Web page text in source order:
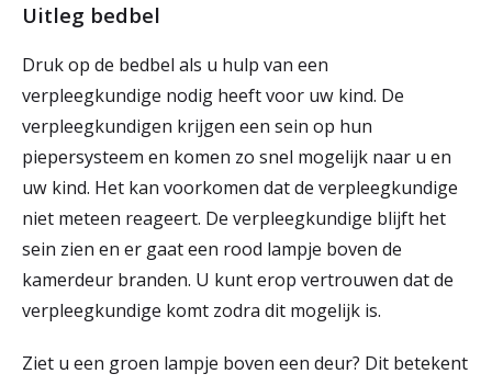
Uitleg bedbel
Druk op de bedbel als u hulp van een
verpleegkundige nodig heeft voor uw kind. De
verpleegkundigen krijgen een sein op hun
piepersysteem en komen zo snel mogelijk naar u en
uw kind. Het kan voorkomen dat de verpleegkundige
niet meteen reageert. De verpleegkundige blijft het
sein zien en er gaat een rood lampje boven de
kamerdeur branden. U kunt erop vertrouwen dat de
verpleegkundige komt zodra dit mogelijk is.
Ziet u een groen lampje boven een deur? Dit betekent